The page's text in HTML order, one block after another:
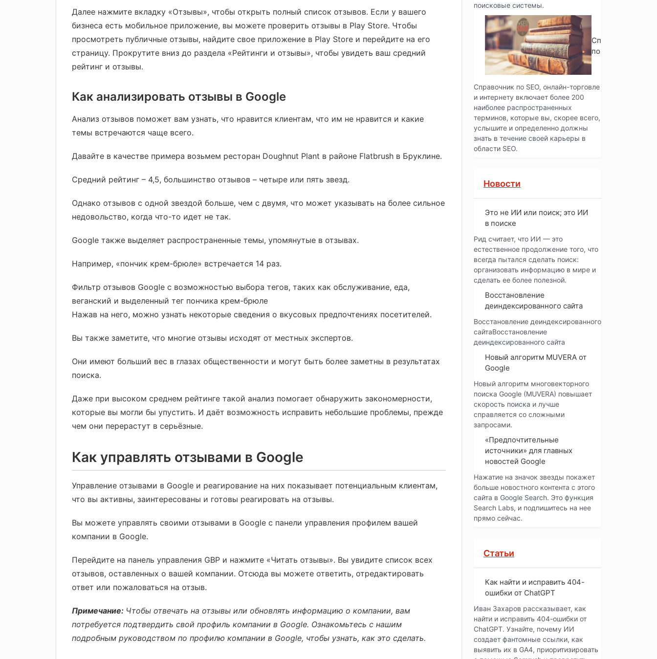
Далее нажмите вкладку «Отзывы», чтобы открыть полный список отзывов. Если у вашего
бизнеса есть мобильное приложение, вы можете проверить отзывы в Play Store. Чтобы
просмотреть публичные отзывы, найдите свое приложение в Play Store и перейдите на его
страницу. Прокрутите вниз до раздела «Рейтинги и отзывы», чтобы увидеть ваш средний
рейтинг и отзывы.
Как анализировать отзывы в Google
Анализ отзывов поможет вам узнать, что нравится клиентам, что им не нравится и какие
темы встречаются чаще всего.
Давайте в качестве примера возьмем ресторан Doughnut Plant в районе Flatbrush в Бруклине.
Средний рейтинг – 4,5, большинство отзывов – четыре или пять звезд.
Однако отзывов с одной звездой больше, чем с двумя, что может указывать на более сильное
недовольство, когда что-то идет не так.
Google также выделяет распространенные темы, упомянутые в отзывах.
Например, «пончик крем-брюле» встречается 14 раз.
Фильтр отзывов Google с возможностью выбора тегов, таких как обслуживание, еда,
веганский и выделенный тег пончика крем-брюле
Нажав на него, можно узнать некоторые сведения о вкусовых предпочтениях посетителей.
Вы также заметите, что многие отзывы исходят от местных экспертов.
Они имеют больший вес в глазах общественности и могут быть более заметны в результатах
поиска.
Даже при высоком среднем рейтинге такой анализ помогает обнаружить закономерности,
которые вы могли бы упустить. И даёт возможность исправить небольшие проблемы, прежде
чем они перерастут в серьёзные.
Как управлять отзывами в Google
Управление отзывами в Google и реагирование на них показывает потенциальным клиентам,
что вы активны, заинтересованы и готовы реагировать на отзывы.
Вы можете управлять своими отзывами в Google с панели управления профилем вашей
компании в Google.
Перейдите на панель управления GBP и нажмите «Читать отзывы». Вы увидите список всех
отзывов, оставленных о вашей компании. Отсюда вы можете ответить, отредактировать
ответ или пожаловаться на отзыв.
Примечание: Чтобы отвечать на отзывы или обновлять информацию о компании, вам
потребуется подтвердить свой профиль компании в Google. Ознакомьтесь с нашим
подробным руководством по профилю компании в Google, чтобы узнать, как это сделать.
поисковые системы.
Справочник
по SEO
Справочник по SEO, онлайн-торговле
и интернету включает более 200
наиболее распространенных
терминов, которые вы, скорее всего,
услышите и определенно должны
знать в течение своей карьеры в
области SEO.
Новости
Это не ИИ или поиск; это ИИ
в поиске
Рид считает, что ИИ — это
естественное продолжение того, что
всегда пытался сделать поиск:
организовать информацию в мире и
сделать ее более полезной.
Восстановление
деиндексированного сайта
Восстановление деиндексированного
сайтаВосстановление
деиндексированного сайта
Новый алгоритм MUVERA от
Google
Новый алгоритм многовекторного
поиска Google (MUVERA) повышает
скорость поиска и лучше
справляется со сложными
запросами.
«Предпочтительные
источники» для главных
новостей Google
Нажатие на значок звезды покажет
больше новостного контента с этого
сайта в Google Search. Это функция
Search Labs, и подпишитесь на нее
прямо сейчас.
Статьи
Как найти и исправить 404-
ошибки от ChatGPT
Иван Захаров рассказывает, как
найти и исправить 404-ошибки от
ChatGPT. Узнайте, почему ИИ
создает фантомные ссылки, как
выявить их в GA4, приоритизировать